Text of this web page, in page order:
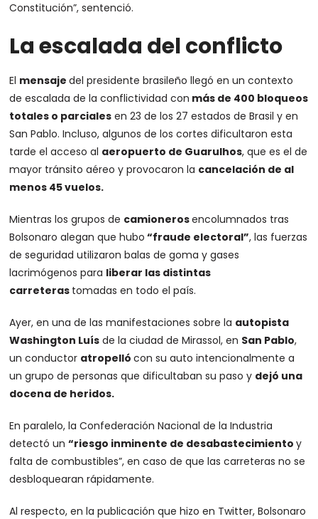
Constitución”, sentenció.
La escalada del conflicto
El mensajedel presidente brasileño llegó en un contexto
de escalada de la conflictividad con más de 400 bloqueos
totales o parciales en 23 de los 27 estados de Brasil y en
San Pablo. Incluso, algunos de los cortes dificultaron esta
tarde el acceso al aeropuerto de Guarulhos, que es el de
mayor tránsito aéreo y provocaron la cancelación de al
menos 45 vuelos.
Mientras los grupos de camionerosencolumnados tras
Bolsonaro alegan que hubo “fraude electoral”, las fuerzas
de seguridad utilizaron balas de goma y gases
lacrimógenos para liberar las distintas
carreteras tomadas en todo el país.
Ayer, en una de las manifestaciones sobre la autopista
Washington Luís de la ciudad de Mirassol, en San Pablo,
un conductor atropellócon su auto intencionalmente a
un grupo de personas que dificultaban su paso y dejó una
docena de heridos.
En paralelo, la Confederación Nacional de la Industria
detectó un“riesgo inminente de desabastecimientoy
falta de combustibles”, en caso de que las carreteras no se
desbloquearan rápidamente.
Al respecto, en la publicación que hizo en Twitter, Bolsonaro